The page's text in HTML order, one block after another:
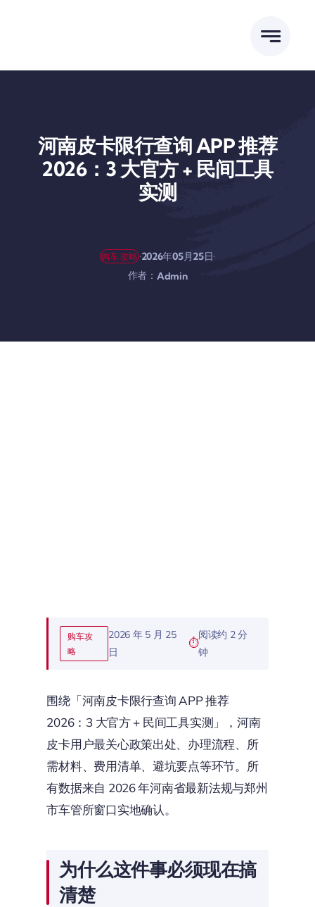
容
河南皮卡限行查询 APP 推荐
2026：3 大官方 + 民间工具
实测
购车攻略·2026年05月25日·
作者： Admin
购车攻
略
2026 年 5 月 25
日
阅读约 2 分
钟
围绕「河南皮卡限行查询 APP 推荐
2026：3 大官方 + 民间工具实测」，河南
皮卡用户最关心政策出处、办理流程、所
需材料、费用清单、避坑要点等环节。所
有数据来自 2026 年河南省最新法规与郑州
市车管所窗口实地确认。
为什么这件事必须现在搞
清楚